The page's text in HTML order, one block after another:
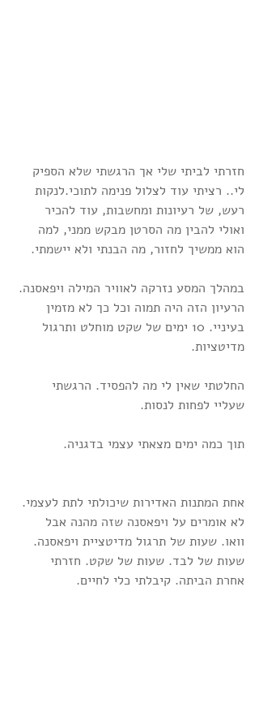
חזרתי לביתי שלי אך הרגשתי שלא הספיק
לי.. רציתי עוד לצלול פנימה לתוכי.לנקות
רעש, של רעיונות ומחשבות, עוד להכיר
ואולי להבין מה הסרטן מבקש ממני, למה
הוא ממשיך לחזור, מה הבנתי ולא יישמתי.
במהלך המסע נזרקה לאוויר המילה ויפאסנה.
הרעיון הזה היה תמוה וכל כך לא מזמין
בעיניי. 10 ימים של שקט מוחלט ותרגול
מדיטציות.
החלטתי שאין לי מה להפסיד. הרגשתי
שעליי לפחות לנסות.
תוך כמה ימים מצאתי עצמי בדגניה.
אחת המתנות האדירות שיכולתי לתת לעצמי.
לא אומרים על ויפאסנה שזה מהנה אבל
וואו. שעות של תרגול מדיטציית ויפאסנה.
שעות של לבד. שעות של שקט. חזרתי
אחרת הביתה. קיבלתי כלי לחיים.